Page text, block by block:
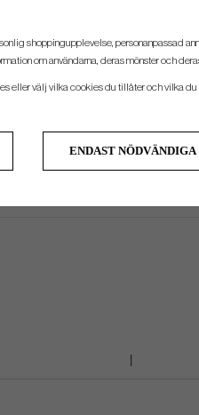
shoppingupplevelse, personanpassad
om användarna, deras mönster och
eller välj vilka cookies du tillåter och vilka du
ENDAST NÖDVÄNDIGA